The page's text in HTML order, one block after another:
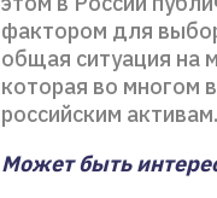
фактором для
общая ситуация на
которая во многом
российским активам.
Может быть